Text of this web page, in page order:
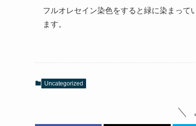
フルオレセイン染色をすると緑に染まって
ます。
Uncategorized